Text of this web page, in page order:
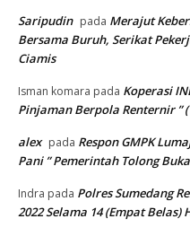
Saripudin pada Merajut
Bersama Buruh, Serikat
Ciamis
Isman komara pada Koperasi
Pinjaman Berpola Renternir ”
alex pada Respon GMPK
Pani ” Pemerintah Tolong
Indra pada Polres Sumedang
2022 Selama 14 (Empat Belas)